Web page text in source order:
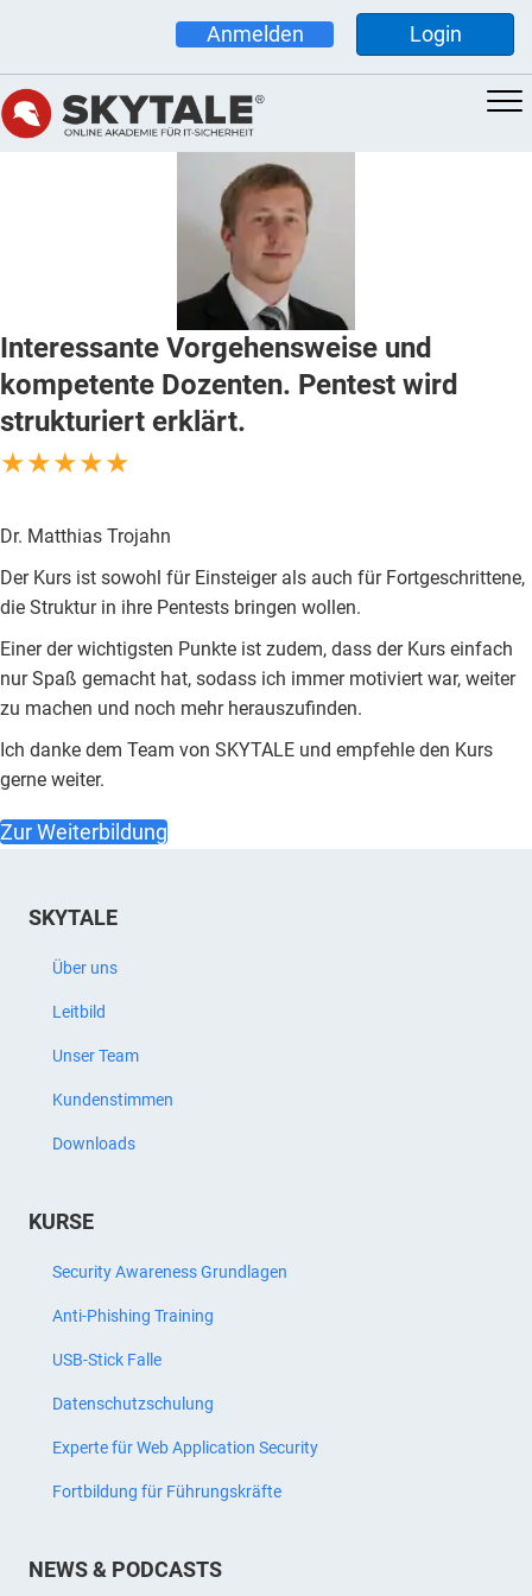
Anmelden Login
Interessante Vorgehensweise und
kompetente Dozenten. Pentest wird
strukturiert erklärt.
★★★★★
Dr. Matthias Trojahn
Der Kurs ist sowohl für Einsteiger als auch für Fortgeschrittene,
die Struktur in ihre Pentests bringen wollen.
Einer der wichtigsten Punkte ist zudem, dass der Kurs einfach
nur Spaß gemacht hat, sodass ich immer motiviert war, weiter
zu machen und noch mehr herauszufinden.
Ich danke dem Team von SKYTALE und empfehle den Kurs
gerne weiter.
Zur Weiterbildung
SKYTALE
Über uns
Leitbild
Unser Team
Kundenstimmen
Downloads
KURSE
Security Awareness Grundlagen
Anti-Phishing Training
USB-Stick Falle
Datenschutzschulung
Experte für Web Application Security
Fortbildung für Führungskräfte
NEWS & PODCASTS